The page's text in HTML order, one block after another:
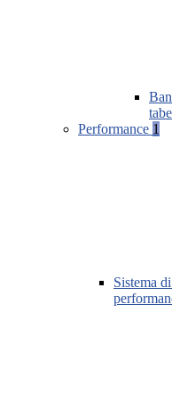
Performance 1
Sistema